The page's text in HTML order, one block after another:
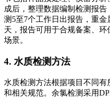
成后，整理数据编制检测报
测5至7个工作日出报告，重
天，报告可用于合规备案、
场景。
4. 水质检测方法
水质检测方法根据项目不同
和相关规范。余氯检测采用